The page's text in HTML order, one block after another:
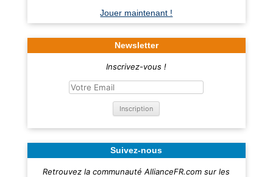
Jouer maintenant !
Newsletter
Inscrivez-vous !
Suivez-nous
Retrouvez la communauté AllianceFR.com sur les